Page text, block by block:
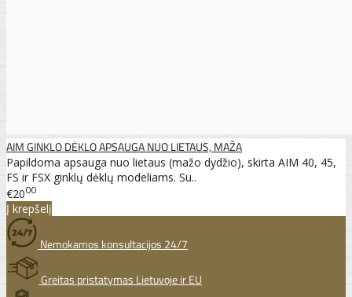
AIM GINKLO DĖKLO APSAUGA NUO LIETAUS, MAŽA
Papildoma apsauga nuo lietaus (mažo dydžio), skirta AIM 40, 45,
FS ir FSX ginklų dėklų modeliams. Su..
€2000
Į krepšelį
Nemokamos konsultacijos 24/7
Greitas pristatymas Lietuvoje ir EU